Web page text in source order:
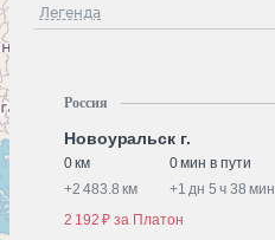
Легенда
Россия
Новоуральск г.
0 км
0 мин в пути
+2 483.8 км +1 дн 5 ч 38 мин
2 192 ₽ за Платон